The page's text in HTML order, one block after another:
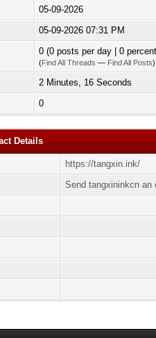
05-09-2026
05-09-2026 07:31 PM
0 (0 posts per day | 0
(Find All Threads — Find All Posts)
2 Minutes, 16 Seconds
0
Details
https://tangxin.ink/
Send tangxininkcn an